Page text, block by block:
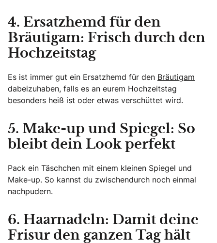
4. Ersatzhemd für den
Bräutigam: Frisch durch den
Hochzeitstag
Es ist immer gut ein Ersatzhemd für den Bräutigam
dabeizuhaben, falls es an eurem Hochzeitstag
besonders heiß ist oder etwas verschüttet wird.
5. Make-up und Spiegel: So
bleibt dein Look perfekt
Pack ein Täschchen mit einem kleinen Spiegel und
Make-up. So kannst du zwischendurch noch einmal
nachpudern.
6. Haarnadeln: Damit deine
Frisur den ganzen Tag hält